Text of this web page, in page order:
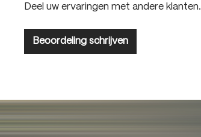
Deel uw ervaringen met andere klanten.
Beoordeling schrijven